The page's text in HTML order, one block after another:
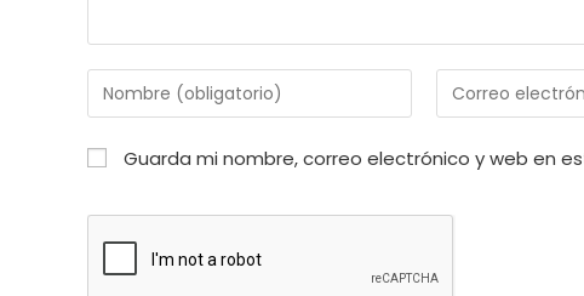
Introduce
tu
nombre
o
Introduce
tu
Guarda mi nombre, correo electrónico y web en